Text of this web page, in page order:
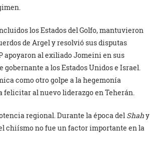
los Estados del Golfo, mantuvieron
de Argel y resolvió sus disputas
apoyaron al exiliado Jomeini en sus
gobernante a los Estados Unidos e Israel.
como otro golpe a la hegemonía
felicitar al nuevo liderazgo en Teherán.
regional. Durante la época del Shahy
chiísmo no fue un factor importante en la